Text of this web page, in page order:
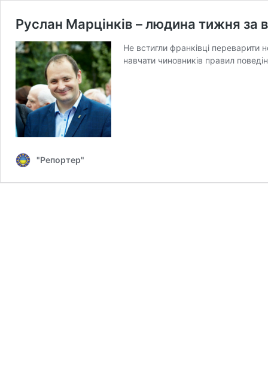
Руслан Марцінків – людина тижня за
Не встигли франківці переварити
навчати чиновників правил
"Репортер"